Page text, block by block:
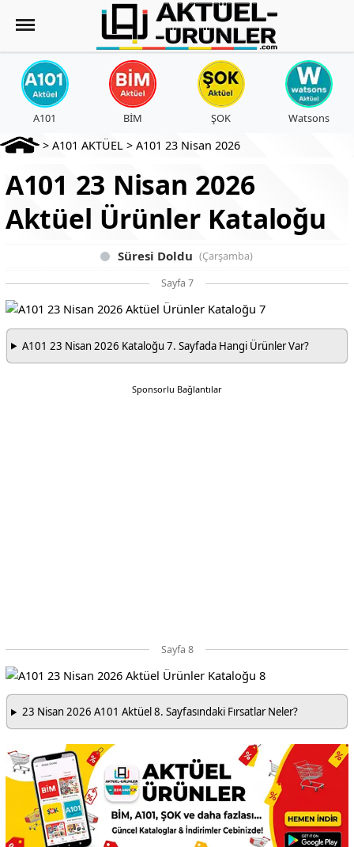
A101 BİM ŞOK Watsons
> A101 AKTÜEL > A101 23 Nisan 2026
A101 23 Nisan 2026
Aktüel Ürünler Kataloğu
Süresi Doldu (Çarşamba)
Sayfa 7
A101 23 Nisan 2026 Kataloğu 7. Sayfada Hangi Ürünler Var?
Sponsorlu Bağlantılar
Sayfa 8
23 Nisan 2026 A101 Aktüel 8. Sayfasındaki Fırsatlar Neler?